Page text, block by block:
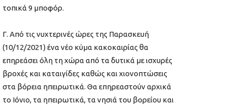
τοπικά 9 μποφόρ.
Γ. Από τις νυχτερινές ώρες της Παρασκευή
(10/12/2021) ένα νέο κύμα κακοκαιρίας θα
επηρεάσει όλη τη χώρα από τα δυτικά με ισχυρές
βροχές και καταιγίδες καθώς και χιονοπτώσεις
στα βόρεια ηπειρωτικά. Θα επηρεαστούν αρχικά
το Ιόνιο, τα ηπειρωτικά, τα νησιά του βορείου και